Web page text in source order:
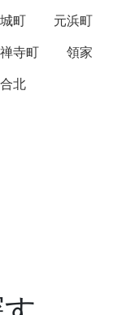
町
元浜町
寺町
領家
北